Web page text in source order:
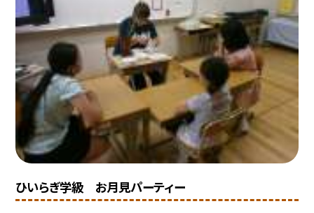
ひいらぎ学級 お月見パーティー